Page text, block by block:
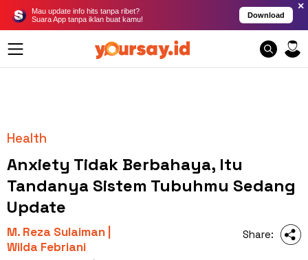
Mau update info hits tanpa ribet?
Suara App tanpa iklan buat kamu!
Download
×
Health
Anxiety Tidak Berbahaya, Itu
Tandanya Sistem Tubuhmu Sedang
Update
M. Reza Sulaiman |
Wilda Febriani
Share: